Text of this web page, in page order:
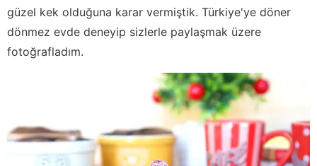
güzel kek olduğuna karar vermiştik. Türkiye'ye döner
dönmez evde deneyip sizlerle paylaşmak üzere
fotoğrafladım.